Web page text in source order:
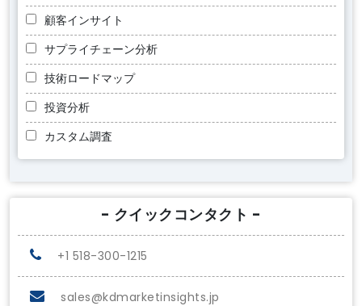
顧客インサイト
サプライチェーン分析
技術ロードマップ
投資分析
カスタム調査
- クイックコンタクト -
+1 518-300-1215
sales@kdmarketinsights.jp